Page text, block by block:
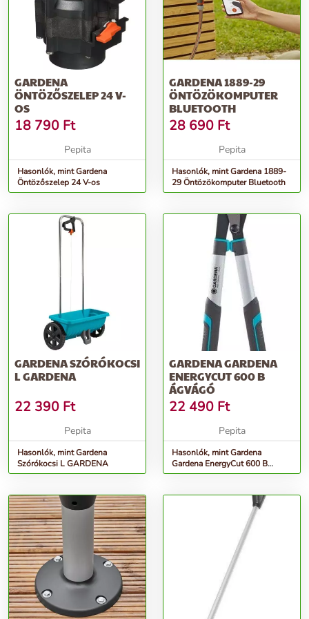
megbízható üzemről gondoskodik legalább egy szezonon át, és
biztosítja a teljesen vezetékmentes és az áramellátástól független
üzemet. A szelepgeometria áramlásoptimalizált a legkisebb
nyomásveszteség érdekében. A BluetoothŽ-os vezérlőegység
praktikus LED-ekkel jelzi a BluetoothŽ kapcsolatot, az elem
töltöttségi szintjét és az aktuális öntözési állapotot.
További információk>>
GARDENA
ÖNTÖZŐSZELEP 24 V-
OS
18 790 Ft
Pepita
Hasonlók, mint Gardena
Öntözőszelep 24 V-os
GARDENA 1889-29
ÖNTÖZÖKOMPUTER
BLUETOOTH
28 690 Ft
Pepita
Hasonlók, mint Gardena 1889-
29 Öntözökomputer Bluetooth
GARDENA SZÓRÓKOCSI
L GARDENA
22 390 Ft
Pepita
Hasonlók, mint Gardena
Szórókocsi L GARDENA
GARDENA GARDENA
ENERGYCUT 600 B
ÁGVÁGÓ
22 490 Ft
Pepita
Hasonlók, mint Gardena
Gardena EnergyCut 600 B
Ágvágó